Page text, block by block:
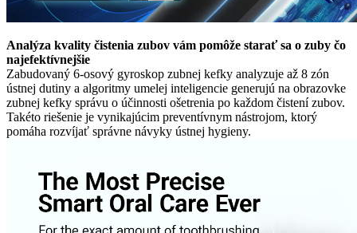
Analýza kvality čistenia zubov vám pomôže starať sa o zuby čo
najefektívnejšie
Zabudovaný 6-osový gyroskop zubnej kefky analyzuje až 8 zón
ústnej dutiny a algoritmy umelej inteligencie generujú na obrazovke
zubnej kefky správu o účinnosti ošetrenia po každom čistení zubov.
Takéto riešenie je vynikajúcim preventívnym nástrojom, ktorý
pomáha rozvíjať správne návyky ústnej hygieny.